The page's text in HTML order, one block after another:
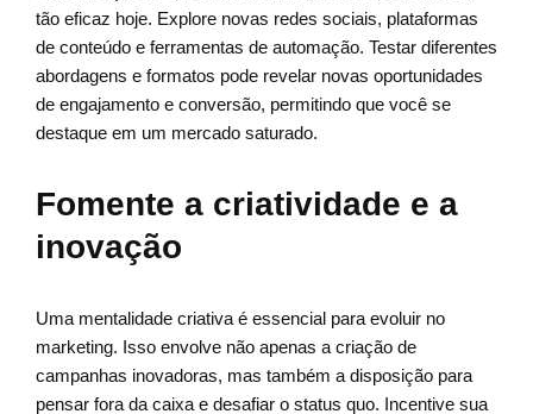
tão eficaz hoje. Explore novas redes sociais, plataformas
de conteúdo e ferramentas de automação. Testar diferentes
abordagens e formatos pode revelar novas oportunidades
de engajamento e conversão, permitindo que você se
destaque em um mercado saturado.
Fomente a criatividade e a
inovação
Uma mentalidade criativa é essencial para evoluir no
marketing. Isso envolve não apenas a criação de
campanhas inovadoras, mas também a disposição para
pensar fora da caixa e desafiar o status quo. Incentive sua